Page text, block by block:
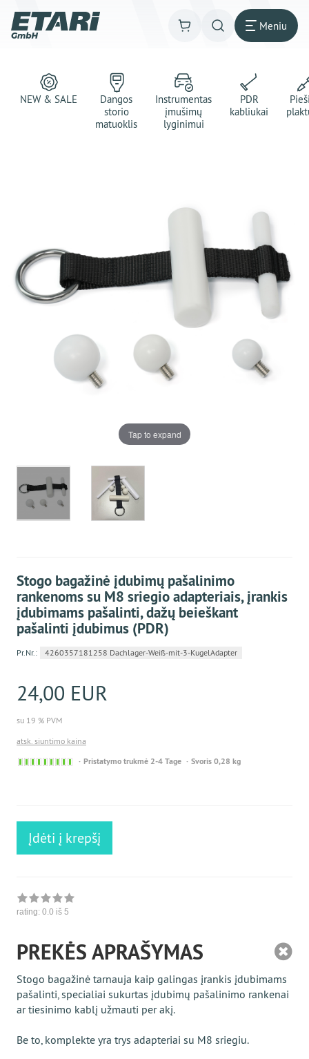
Meniu
NEW & SALE
Dangos
storio
matuoklis
Instrumentas
įmušimų
lyginimui
PDR
kabliukai
Tap to expand
Stogo bagažinė įdubimų pašalinimo
rankenoms su M8 sriegio adapteriais, įrankis
įdubimams pašalinti, dažų beieškant
pašalinti įdubimus (PDR)
Pr.Nr.: 4260357181258 Dachlager-Weiß-mit-3-KugelAdapter
24,00 EUR
su 19 % PVM
atsk. siuntimo kaina
Sofort
Pristatymo trukmė 2-4 Tage Svoris 0,28 kg
Įdėti į krepšį
rating: 0.0 iš 5
PREKĖS APRAŠYMAS
Stogo bagažinė tarnauja kaip galingas įrankis įdubimams
pašalinti, specialiai sukurtas įdubimų pašalinimo rankenai
ar tiesinimo kablį užmauti per akį.
Be to, komplekte yra trys adapteriai su M8 sriegiu.